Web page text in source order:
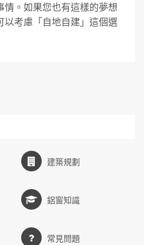
情。如果您也有這樣的夢想
以考慮「自地自建」這個選
建築規劃
鋁窗知識
常見問題